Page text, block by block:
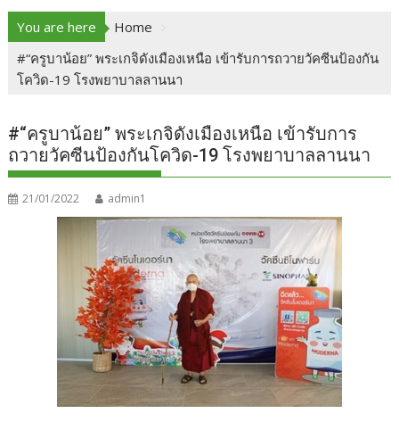
You are here
Home
#“ครูบาน้อย” พระเกจิดังเมืองเหนือ เข้ารับการถวายวัคซีนป้องกัน
โควิด-19 โรงพยาบาลลานนา
#“ครูบาน้อย” พระเกจิดังเมืองเหนือ เข้ารับการ
ถวายวัคซีนป้องกันโควิด-19 โรงพยาบาลลานนา
21/01/2022 admin1